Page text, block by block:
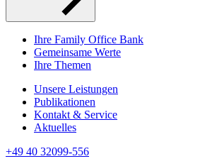
Ihre Family Office Bank
Gemeinsame Werte
Ihre Themen
Unsere Leistungen
Publikationen
Kontakt & Service
Aktuelles
+49 40 32099-556